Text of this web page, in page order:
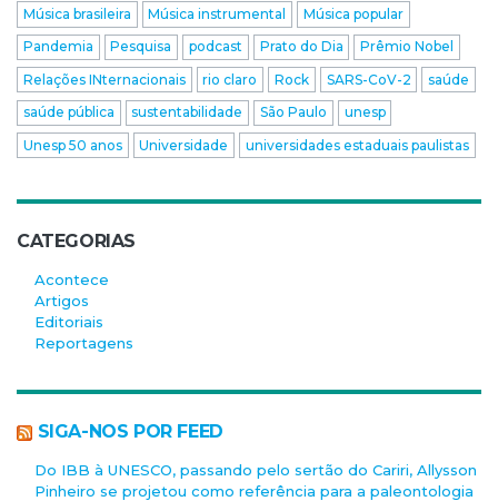
Música brasileira
Música instrumental
Música popular
Pandemia
Pesquisa podcast Prato do Dia
Prêmio Nobel
Relações INternacionais
rio claro Rock SARS-CoV-2
saúde
saúde pública
sustentabilidade São Paulo
unesp
Unesp 50 anos
Universidade universidades estaduais paulistas
CATEGORIAS
Acontece
Artigos
Editoriais
Reportagens
SIGA-NOS POR FEED
Do IBB à UNESCO, passando pelo sertão do Cariri, Allysson
Pinheiro se projetou como referência para a paleontologia